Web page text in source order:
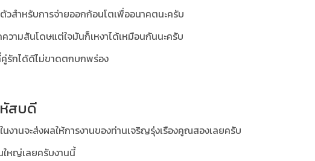
วสำหรับการจ่ายออกก้อนโตเพื่ออนาคตนะครับ
วามสันโดษแต่ใจมันก็เหงาได้เหมือนกันนะครับ
รักได้ดีไม่ขาดตกบกพร่อง
สบดี
นงานจะส่งผลให้การงานของท่านเจริญรุ่งเรืองคูณสองเลยครับ
ใหญ่เลยครับงานนี้